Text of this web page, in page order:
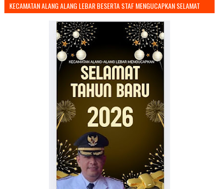
KECAMATAN ALANG ALANG LEBAR BESERTA STAF MENGUCAPKAN SELAMAT